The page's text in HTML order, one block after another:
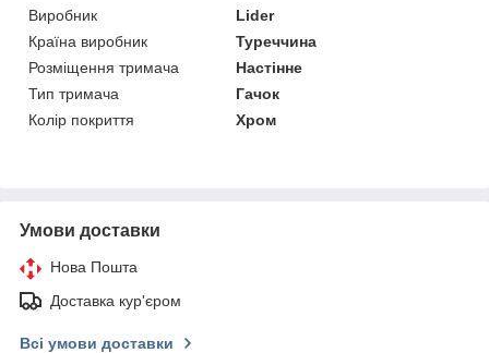
Виробник
Lider
Країна виробник
Туреччина
Розміщення тримача
Настінне
Тип тримача
Гачок
Колір покриття
Хром
Умови доставки
Нова Пошта
Доставка кур'єром
Всі умови доставки